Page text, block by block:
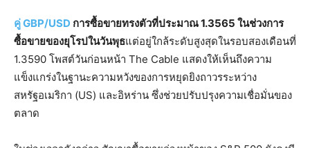
คู่ GBP/USD การซื้อขายทรงตัวที่ประมาณ 1.3565 ในช่วงการ
ซื้อขายของยุโรปในวันพุธแต่อยู่ใกล้ระดับสูงสุดในรอบสองเดือนที่
1.3590 โพสต์วันก่อนหน้า The Cable แสดงให้เห็นถึงความ
แข็งแกร่งในฐานะความหวังของการหยุดยิงถาวรระหว่าง
สหรัฐอเมริกา (US) และอิหร่าน ซึ่งช่วยปรับปรุงความเชื่อมั่นของ
ตลาด